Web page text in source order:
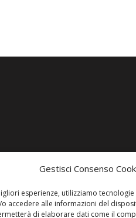
Gestisci Consenso
esperienze, utilizziamo
accedere alle informazioni del
di elaborare dati come il